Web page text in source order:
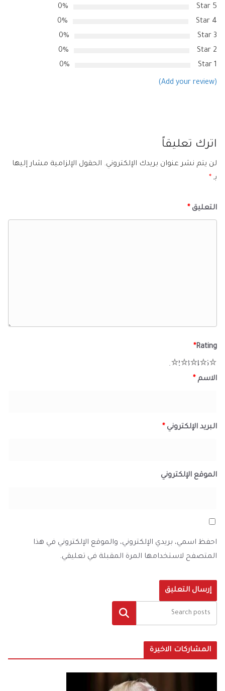
5 Star
0%
4 Star
0%
3 Star
0%
2 Star
0%
1 Star
0%
(Add your review)
اترك تعليقاً
لن يتم نشر عنوان بريدك الإلكتروني. الحقول الإلزامية مشار إليها
بـ *
التعليق *
Rating
*
5
4
3
2
الاسم *
البريد الإلكتروني *
الموقع الإلكتروني
احفظ اسمي، بريدي الإلكتروني، والموقع الإلكتروني في هذا
المتصفح لاستخدامها المرة المقبلة في تعليقي.
البحث
المشاركات الاخيرة